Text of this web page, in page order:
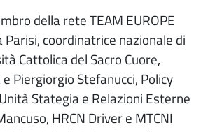
della rete TEAM EUROPE
Parisi, coordinatrice nazionale di
Cattolica del Sacro Cuore,
Piergiorgio Stefanucci, Policy
Stategia e Relazioni Esterne
HRCN Driver e MTCNI